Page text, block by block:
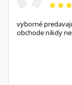
vyborné
obchode nikdy